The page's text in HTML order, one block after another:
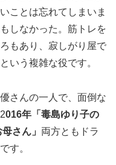
ことは忘れてしまいま
しなかった。筋トレを
もあり、寂しがり屋で
いう複雑な役です。
さんの一人で、面倒な
016年「毒島ゆり子の
さん」 両方ともドラ
です。